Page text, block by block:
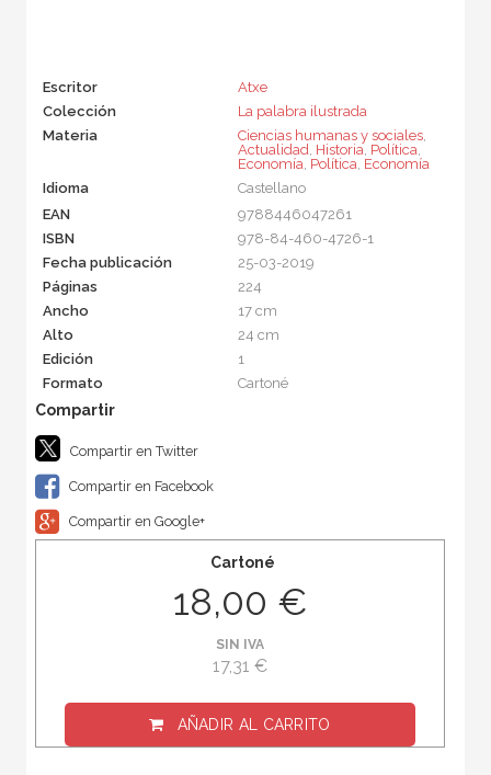
Escritor
Atxe
Colección
La palabra ilustrada
Materia
Ciencias humanas y sociales,
Actualidad Historia, Política
Economía Política Economía
Idioma
Castellano
EAN
9788446047261
ISBN
978-84-460-4726-1
Fecha publicación
25-03-2019
Páginas
224
Ancho
17 cm
Alto
24 cm
Edición
1
Formato
Cartoné
Compartir en Twitter
Compartir en Facebook
Compartir en Google+
Cartoné
18,00 €
SIN IVA
17,31 €
AÑADIR AL CARRITO